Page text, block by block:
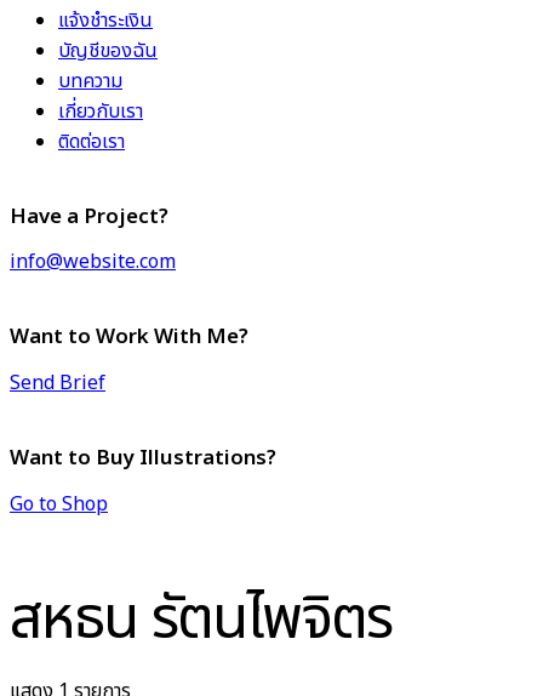
แจ้งชำระเงิน
บัญชีของฉัน
บทความ
เกี่ยวกับเรา
ติดต่อเรา
Have a Project?
info@website.com
Want to Work With Me?
Send Brief
Want to Buy Illustrations?
Go to Shop
สหธน รัตนไพจิตร